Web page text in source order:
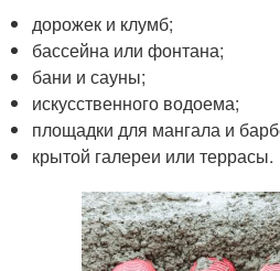
дорожек и клумб;
бассейна или фонтана;
бани и сауны;
искусственного водоема;
площадки для мангала и
крытой галереи или террасы.